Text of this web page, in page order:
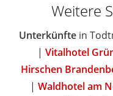
Weitere
Unterkünfte in
| Vitalhotel
Hirschen
| Waldhotel am